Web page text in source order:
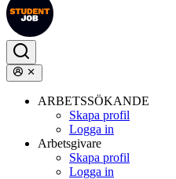
ARBETSSÖKANDE
Skapa profil
Logga in
Arbetsgivare
Skapa profil
Logga in